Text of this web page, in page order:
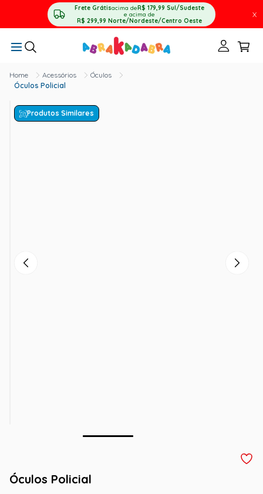
Frete Grátisacima deR$ 179,99 Sul/Sudeste
e acima de
R$ 299,99 Norte/Nordeste/Centro Oeste
X
Acessórios
Óculos
Óculos Policial
Produtos Similares
Óculos Policial